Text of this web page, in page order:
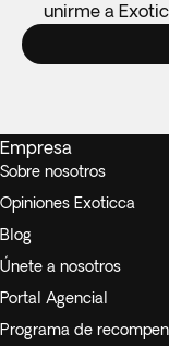
unirme a
Empresa
Sobre nosotros
Opiniones Exoticca
Blog
Únete a nosotros
Portal Agencial
Programa de